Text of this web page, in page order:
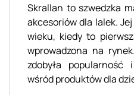
Skrallan to szwedzka
akcesoriów dla lalek.
wieku, kiedy to
wprowadzona na
zdobyła
wśród produktów dla